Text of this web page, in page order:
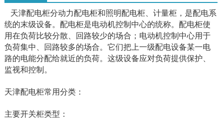
天津配电柜分动力配电柜和照明配电柜、计量柜，是配电系
统的末级设备。配电柜是电动机控制中心的统称。配电柜使
用在负荷比较分散、回路较少的场合；电动机控制中心用于
负荷集中、回路较多的场合。它们把上一级配电设备某一电
路的电能分配给就近的负荷。这级设备应对负荷提供保护、
监视和控制。
天津配电柜常用分类：
主要开关柜类型：